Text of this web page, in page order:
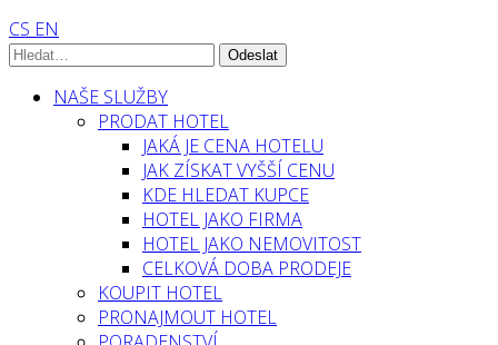
CS EN
NAŠE SLUŽBY
PRODAT HOTEL
JAKÁ JE CENA HOTELU
JAK ZÍSKAT VYŠŠÍ CENU
KDE HLEDAT KUPCE
HOTEL JAKO FIRMA
HOTEL JAKO NEMOVITOST
CELKOVÁ DOBA PRODEJE
KOUPIT HOTEL
PRONAJMOUT HOTEL